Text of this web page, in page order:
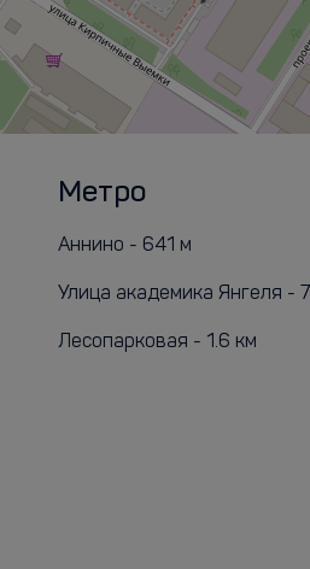
Метро
Аннино - 641 м
Улица aкадемика Янгеля -
Лесопарковая - 1.6 км